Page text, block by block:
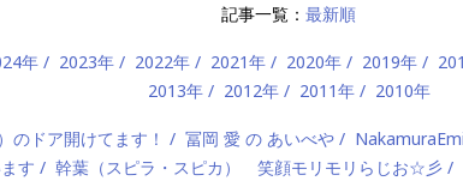
記事一覧： 最新順
年 2023年 2022年 2021年 2020年 2019年
2013年
2012年 2011年 2010年
のドア開けてます！ 冨岡 愛 の あいべや
す 幹葉（スピラ・スピカ） 笑顔モリモリらじお☆彡